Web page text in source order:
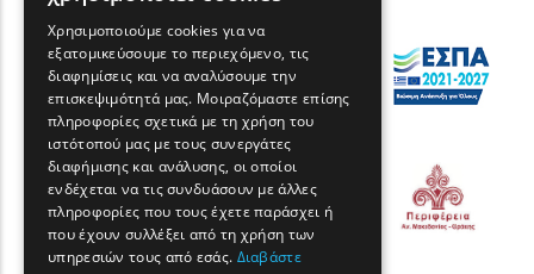
FRENCH
BULGARIAN
ROMANIAN
TURKISH
Χρησιμοποιούμε cookies για να
εξατομικεύσουμε το περιεχόμενο, τις
διαφημίσεις και να αναλύσουμε την
επισκεψιμότητά μας. Μοιραζόμαστε επίσης
πληροφορίες σχετικά με τη χρήση του
ιστότοπού μας με τους συνεργάτες
διαφήμισης και ανάλυσης, οι οποίοι
ενδέχεται να τις συνδυάσουν με άλλες
πληροφορίες που τους έχετε παράσχει ή
που έχουν συλλέξει από τη χρήση των
υπηρεσιών τους από εσάς. Διαβάστε